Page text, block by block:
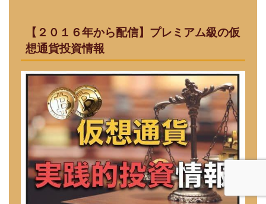
【２０１６年から配信】プレミアム級の仮
想通貨投資情報